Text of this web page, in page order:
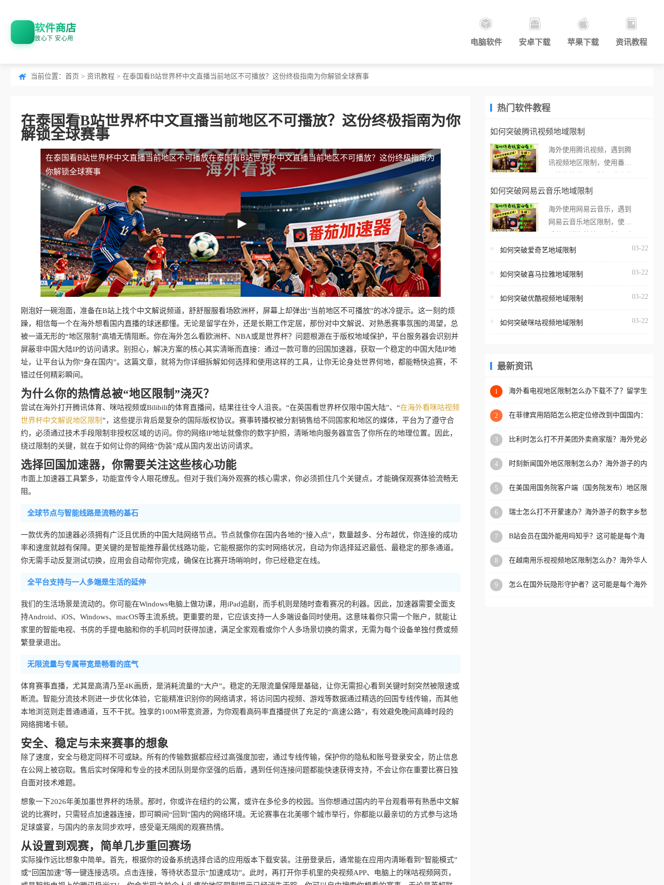
软件商店
放心下 安心用 电脑软件 安卓下载 苹果下载 资讯教程
当前位置： 首页 > 资讯教程 > 在泰国看B站世界杯中文直播当前地区不可播放？这份终极指南为你解锁全球赛事
在泰国看B站世界杯中文直播当前地区不可播放？这份终极指南为你
解锁全球赛事
在泰国看B站世界杯中文直播当前地区不可播放在泰国看B站世界杯中文直播当前地区不可播放？这份终极指南为
你解锁全球赛事
刚泡好一碗泡面，准备在B站上找个中文解说频道，舒舒服服看场欧洲杯，屏幕上却弹出“当前地区不可播放”的冰冷提示。这一刻的烦
躁，相信每一个在海外想看国内直播的球迷都懂。无论是留学在外，还是长期工作定居，那份对中文解说、对熟悉赛事氛围的渴望，总
被一道无形的“地区限制”高墙无情阻断。你在海外怎么看欧洲杯、NBA或是世界杯？问题根源在于版权地域保护，平台服务器会识别并
屏蔽非中国大陆IP的访问请求。别担心，解决方案的核心其实清晰而直接：通过一款可靠的回国加速器，获取一个稳定的中国大陆IP地
址，让平台认为你“身在国内”。这篇文章，就将为你详细拆解如何选择和使用这样的工具，让你无论身处世界何地，都能畅快追赛，不
错过任何精彩瞬间。
为什么你的热情总被“地区限制”浇灭？
尝试在海外打开腾讯体育、咪咕视频或Bilibili的体育直播间，结果往往令人沮丧。“在英国看世界杯仅限中国大陆”、“在海外看咪咕视频
世界杯中文解说地区限制”，这些提示背后是复杂的国际版权协议。赛事转播权被分割销售给不同国家和地区的媒体，平台为了遵守合
约，必须通过技术手段限制非授权区域的访问。你的网络IP地址就像你的数字护照，清晰地向服务器宣告了你所在的地理位置。因此，
绕过限制的关键，就在于如何让你的网络“伪装”成从国内发出访问请求。
选择回国加速器，你需要关注这些核心功能
市面上加速器工具繁多，功能宣传令人眼花缭乱。但对于我们海外观赛的核心需求，你必须抓住几个关键点，才能确保观赛体验流畅无
阻。
全球节点与智能线路是流畅的基石
一款优秀的加速器必须拥有广泛且优质的中国大陆网络节点。节点就像你在国内各地的“接入点”，数量越多、分布越优，你连接的成功
率和速度就越有保障。更关键的是智能推荐最优线路功能，它能根据你的实时网络状况，自动为你选择延迟最低、最稳定的那条通道。
你无需手动反复测试切换，应用会自动帮你完成，确保在比赛开场哨响时，你已经稳定在线。
全平台支持与一人多端是生活的延伸
我们的生活场景是流动的。你可能在Windows电脑上做功课，用iPad追剧，而手机则是随时查看赛况的利器。因此，加速器需要全面支
持Android、iOS、Windows、macOS等主流系统。更重要的是，它应该支持一人多端设备同时使用。这意味着你只需一个账户，就能让
家里的智能电视、书房的手提电脑和你的手机同时获得加速，满足全家观看或你个人多场景切换的需求，无需为每个设备单独付费或频
繁登录退出。
无限流量与专属带宽是畅看的底气
体育赛事直播，尤其是高清乃至4K画质，是消耗流量的“大户”。稳定的无限流量保障是基础，让你无需担心看到关键时刻突然被限速或
断流。智能分流技术则进一步优化体验，它能精准识别你的网络请求，将访问国内视频、游戏等数据通过精选的回国专线传输，而其他
本地浏览则走普通通道，互不干扰。独享的100M带宽资源，为你观看高码率直播提供了充足的“高速公路”，有效避免晚间高峰时段的
网络拥堵卡顿。
安全、稳定与未来赛事的想象
除了速度，安全与稳定同样不可或缺。所有的传输数据都应经过高强度加密，通过专线传输，保护你的隐私和账号登录安全，防止信息
在公网上被窃取。售后实时保障和专业的技术团队则是你坚强的后盾，遇到任何连接问题都能快速获得支持，不会让你在重要比赛日独
自面对技术难题。
想象一下2026年美加墨世界杯的场景。那时，你或许在纽约的公寓，或许在多伦多的校园。当你想通过国内的平台观看带有熟悉中文解
说的比赛时，只需轻点加速器连接，即可瞬间“回到”国内的网络环境。无论赛事在北美哪个城市举行，你都能以最亲切的方式参与这场
足球盛宴，与国内的亲友同步欢呼，感受毫无隔阂的观赛热情。
从设置到观赛，简单几步重回赛场
实际操作远比想象中简单。首先，根据你的设备系统选择合适的应用版本下载安装。注册登录后，通常能在应用内清晰看到“智能模式”
或“回国加速”等一键连接选项。点击连接，等待状态显示“加速成功”。此时，再打开你手机里的央视频APP、电脑上的咪咕视频网页，
热门软件教程
如何突破腾讯视频地域限制
海外使用腾讯视频，遇到腾
讯视频地区限制，使用番茄
外打开腾讯视频，却突然弹
地区无法播放”的提示语。
海外用户如香港、澳门、台
亚、欧洲等国家和地区时，
台一样，出现地区及版权限
地区播放。 遇到这个问题的
区工作、留学、定居等，都
权限制所困扰。
如何突破网易云音乐地域限制
海外使用网易云音乐，遇到
网易云音乐地区限制，使用
在海外打开网易云音乐，却
所在的地区无法播放”的提示
门、台湾、美国、加拿大、
区时，网易云音乐也会像其
回国加速器，即可解决「海
版权限制」的问题，无论人
国、加拿大、澳大利亚、欧
学、定居等，都可以使用，
扰。
如何突破爱奇艺地域限制 03-22
如何突破喜马拉雅地域限制 03-22
如何突破优酷视频地域限制 03-22
如何突破咪咕视频地域限制 03-22
最新资讯
1
海外看电视地区限制怎么办下载不了？留学生
2
在菲律宾用陌陌怎么把定位修改到中国国内：
3
比利时怎么打不开美团外卖商家版？海外党必
4
时刻新闻国外地区限制怎么办？海外游子的内
5
在美国用国务院客户端（国务院发布）地区限
6
瑞士怎么打不开蒙速办？海外游子的数字乡愁
7
B站会员在国外能用吗知乎？这可能是每个海
8
在越南用乐视视频地区限制怎么办？海外华人
9
怎么在国外玩隐形守护者？这可能是每个海外